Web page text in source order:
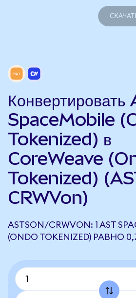
Конвертировать
SpaceMobile
Tokenized) в
CoreWeave
Tokenized)
CRWVon)
ASTSON/CRWVON: 1 AST
(ONDO TOKENIZED) РАВНО